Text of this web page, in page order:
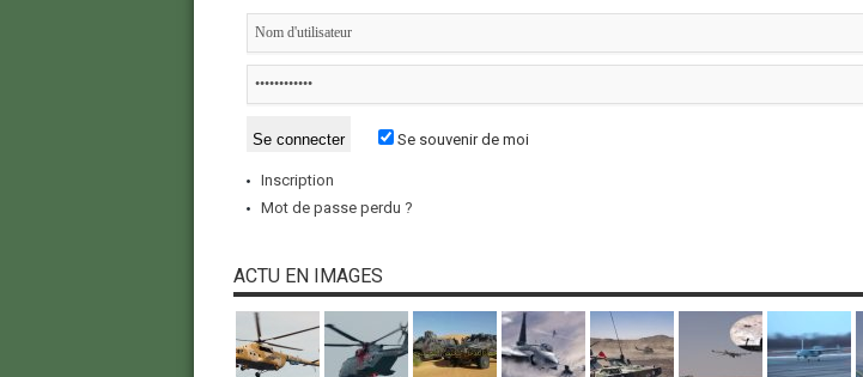
Se souvenir de moi
Inscription
Mot de passe perdu ?
ACTU EN IMAGES